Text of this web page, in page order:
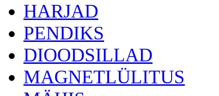
HARJAD
PENDIKS
DIOODSILLAD
MAGNETLÜLITUS